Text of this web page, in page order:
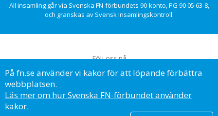
All insamling går via Svenska FN-förbundets 90-konto, PG 90 05 63-8,
och granskas av Svensk Insamlingskontroll.
Följ oss på
© Svenska FN-förbundet, 2023
På fn.se använder vi kakor för att löpande förbättra
webbplatsen.
Läs mer om hur Svenska FN-förbundet använder
kakor.